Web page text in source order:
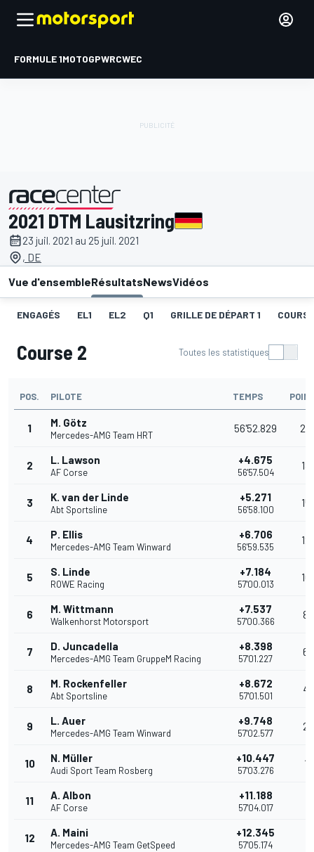
FORMULE 1MOTOGPWRCWEC
présenté par
2021 DTM Lausitzring
23 juil. 2021 au 25 juil. 2021
, DE
Vue d'ensembleRésultatsNewsVidéos
ENGAGÉS EL1 EL2 Q1 GRILLE DE DÉPART 1
Course 2 Toutes les statistiques
POS. PILOTE TEMPS
1 M. Götz
Mercedes-AMG Team HRT
56'52.829 25
2 L. Lawson
AF Corse
+4.675
56'57.504
18
3 K. van der Linde
Abt Sportsline
+5.271
56'58.100
15
4 P. Ellis
Mercedes-AMG Team Winward
+6.706
56'59.535
12
5 S. Linde
ROWE Racing
+7.184
57'00.013
10
6 M. Wittmann
Walkenhorst Motorsport
+7.537
57'00.366
8
7 D. Juncadella
Mercedes-AMG Team GruppeM Racing
+8.398
57'01.227
6
8 M. Rockenfeller
Abt Sportsline
+8.672
57'01.501
4
9 L. Auer
Mercedes-AMG Team Winward
+9.748
57'02.577
2
10 N. Müller
Audi Sport Team Rosberg
+10.447
57'03.276
1
11 A. Albon
AF Corse
+11.188
57'04.017
12 A. Maini
Mercedes-AMG Team GetSpeed
+12.345
57'05.174